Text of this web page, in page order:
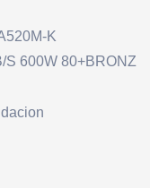
K
S 600W 80+BRONZ